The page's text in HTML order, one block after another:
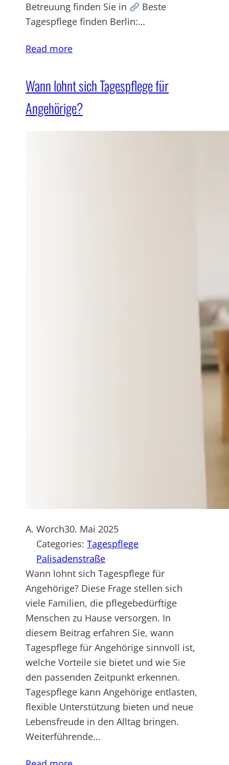
Betreuung finden Sie in
Beste
Tagespflege finden Berlin:…
Read more
Wann lohnt sich Tagespflege für
Angehörige?
A. Worch30. Mai 2025
Categories: Tagespflege
Palisadenstraße
Wann lohnt sich Tagespflege für
Angehörige? Diese Frage stellen sich
viele Familien, die pflegebedürftige
Menschen zu Hause versorgen. In
diesem Beitrag erfahren Sie, wann
Tagespflege für Angehörige sinnvoll ist,
welche Vorteile sie bietet und wie Sie
den passenden Zeitpunkt erkennen.
Tagespflege kann Angehörige entlasten,
flexible Unterstützung bieten und neue
Lebensfreude in den Alltag bringen.
Weiterführende…